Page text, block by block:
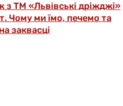
з ТМ «Львівські дріжджі»
Чому ми їмо, печемо та
заквасці